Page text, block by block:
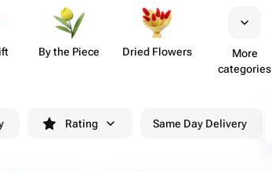
By the Piece Dried Flowers
More
categories
Rating Same Day Delivery